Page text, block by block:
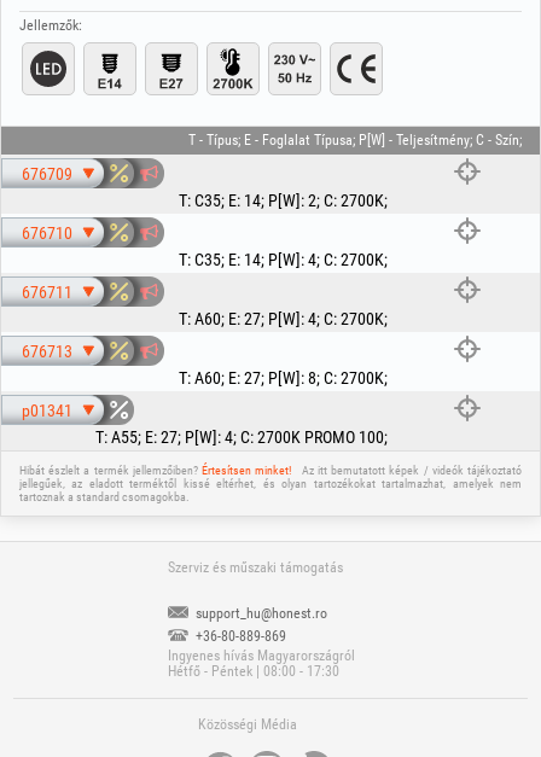
Jellemzők:
T - Típus; E - Foglalat Típusa; P[W] - Teljesítmény; C - Szín;
676709
T:C35; E: 14; P[W]:2;C:2700K;
676710
T:C35; E: 14; P[W]:4;C:2700K;
676711
T:A60; E:27; P[W]:4;C:2700K;
676713
T:A60; E:27; P[W]:8;C:2700K;
p01341
T:A55; E:27; P[W]:4;C:2700K PROMO 100;
Hibát észlelt a termék jellemzőiben?Értesítsen minket!
Az itt bemutatott képek / videók tájékoztató
jellegűek, az eladott terméktől kissé eltérhet, és olyan tartozékokat tartalmazhat, amelyek nem
tartoznak a standard csomagokba.
Szerviz és műszaki támogatás
support_hu@honest.ro
+36-80-889-869
Ingyenes hívás Magyarországról
Hétfő - Péntek | 08:00 - 17:30
Közösségi Média